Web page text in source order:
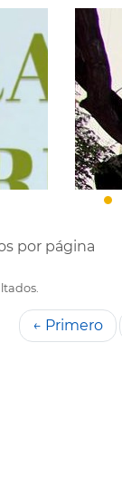
por página
← Primero